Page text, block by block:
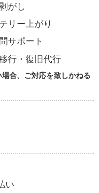
がし
リー上がり
サポート
行・復旧代行
合、ご対応を致しかねる
い